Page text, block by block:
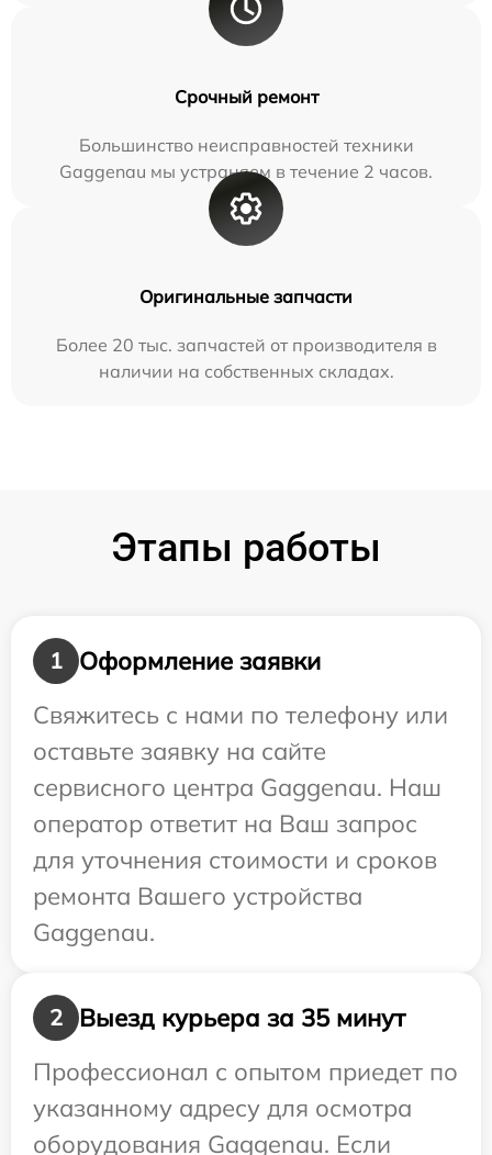
Срочный ремонт
Большинство неисправностей техники
Gaggenau мы устраняем в течение 2 часов.
Оригинальные запчасти
Более 20 тыс. запчастей от производителя в
наличии на собственных складах.
Этапы работы
1
Оформление заявки
Свяжитесь с нами по телефону или
оставьте заявку на сайте
сервисного центра Gaggenau. Наш
оператор ответит на Ваш запрос
для уточнения стоимости и сроков
ремонта Вашего устройства
Gaggenau.
2
Выезд курьера за 35 минут
Профессионал с опытом приедет по
указанному адресу для осмотра
оборудования Gaggenau. Если